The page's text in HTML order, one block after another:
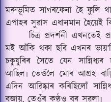
মৰুভূমিত সাগৰফেনা হৈ ফুলি
এপাহৰ সুৱাস এধানমান হৈয়েই
চিত্ৰ প্ৰদৰ্শনী এখনতেই
মই আঁকি থকা ছবি এখনৰ
চকুযুৰিৰ সৈতে যেন
আছিল৷ তেওঁলৈ মোৰ আগ্ৰহ
এদিন আৱিষ্কাৰ কৰিছিলোঁ